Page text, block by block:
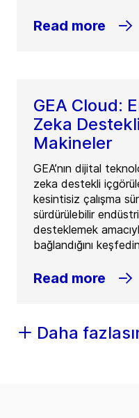
Read more
GEA Cloud:
Zeka
Makineler
GEA’nın dijital
zeka destekli
kesintisiz çalışma
sürdürülebilir
desteklemek
bağlandığını
Read more
Daha